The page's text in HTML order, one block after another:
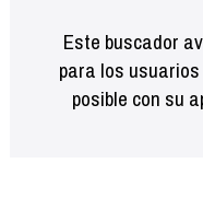
Este buscador
para los
posible con su